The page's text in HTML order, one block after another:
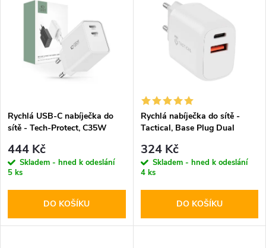
Rychlá USB-C nabíječka do
sítě - Tech-Protect, C35W
444 Kč
Skladem - hned k odeslání
5 ks
DO KOŠÍKU
Rychlá nabíječka do sítě -
Tactical, Base Plug Dual
324 Kč
Skladem - hned k odeslání
4 ks
DO KOŠÍKU